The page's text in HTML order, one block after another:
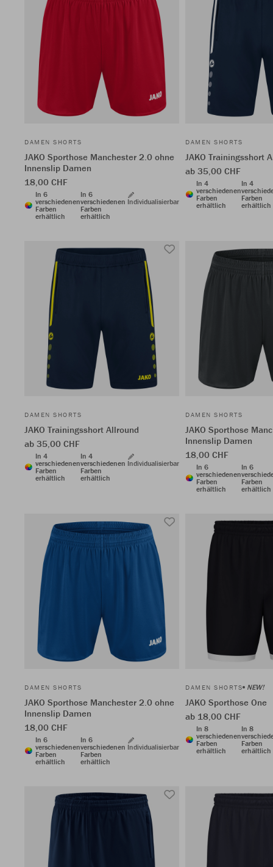
DAMEN SHORTS
JAKO Sporthose Manchester 2.0 ohne
Innenslip Damen
18,00 CHF
In 6
verschiedenen
Farben
erhältlich
In 6
verschiedenen
Farben
erhältlich
Individualisierbar
DAMEN SHORTS
JAKO Trainingsshort
ab 35,00 CHF
In 4
verschiedenen
Farben
erhältlich
In 4
Farben
erhältlich
DAMEN SHORTS
JAKO Trainingsshort Allround
ab 35,00 CHF
In 4
verschiedenen
Farben
erhältlich
In 4
verschiedenen
Farben
erhältlich
Individualisierbar
DAMEN SHORTS
JAKO Sporthose
Innenslip Damen
18,00 CHF
In 6
verschiedenen
Farben
erhältlich
In 6
Farben
erhältlich
DAMEN SHORTS
JAKO Sporthose Manchester 2.0 ohne
Innenslip Damen
18,00 CHF
In 6
verschiedenen
Farben
erhältlich
In 6
verschiedenen
Farben
erhältlich
Individualisierbar
DAMEN SHORTS NEW!
JAKO Sporthose One
ab 18,00 CHF
In 8
verschiedenen
Farben
erhältlich
In 8
Farben
erhältlich